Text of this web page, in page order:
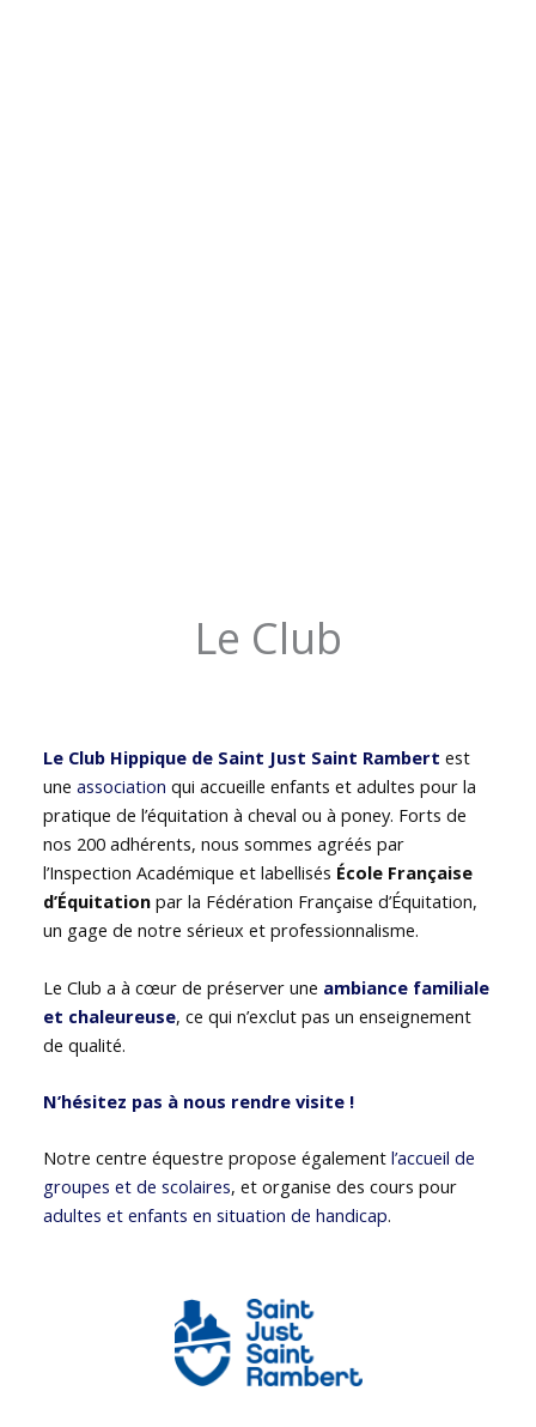
Le Club
Le Club Hippique de Saint Just Saint Rambert est
uneassociation qui accueille enfants et adultes pour la
pratique de l’équitation à cheval ou à poney. Forts de
nos 200 adhérents, nous sommes agréés par
l’Inspection Académique et labellisés École Française
d’Équitation par la Fédération Française d’Équitation,
un gage de notre sérieux et professionnalisme.
Le Club a à cœur de préserver une ambiance familiale
et chaleureuse, ce qui n’exclut pas un enseignement
de qualité.
N’hésitez pas à nous rendre visite !
Notre centre équestre propose égalementl’accueil de
groupes et de scolaires, et organise des cours pour
adultes et enfants en situation de handicap.